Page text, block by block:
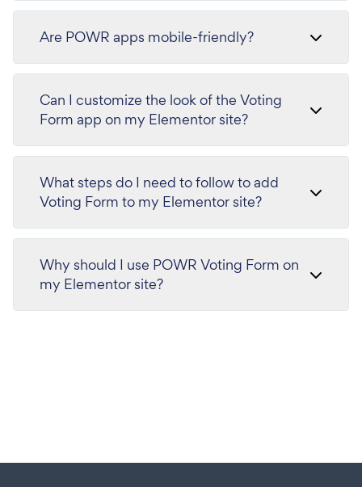
Are POWR apps mobile-friendly?
Can I customize the look of the Voting
Form app on my Elementor site?
What steps do I need to follow to add
Voting Form to my Elementor site?
Why should I use POWR Voting Form on
my Elementor site?